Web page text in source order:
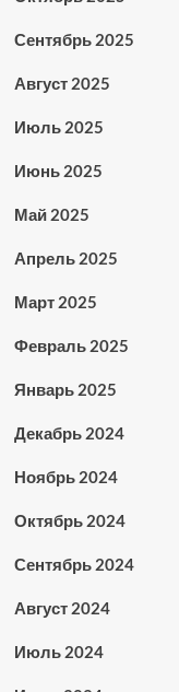
Сентябрь 2025
Август 2025
Июль 2025
Июнь 2025
Май 2025
Апрель 2025
Март 2025
Февраль 2025
Январь 2025
Декабрь 2024
Ноябрь 2024
Октябрь 2024
Сентябрь 2024
Август 2024
Июль 2024